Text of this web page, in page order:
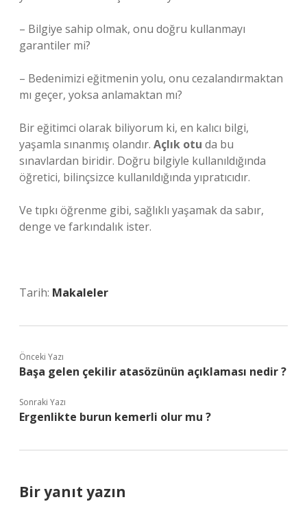
– Bilgiye sahip olmak, onu doğru kullanmayı
garantiler mi?
– Bedenimizi eğitmenin yolu, onu cezalandırmaktan
mı geçer, yoksa anlamaktan mı?
Bir eğitimci olarak biliyorum ki, en kalıcı bilgi,
yaşamla sınanmış olandır. Açlık otu da bu
sınavlardan biridir. Doğru bilgiyle kullanıldığında
öğretici, bilinçsizce kullanıldığında yıpratıcıdır.
Ve tıpkı öğrenme gibi, sağlıklı yaşamak da sabır,
denge ve farkındalık ister.
Tarih: Makaleler
Önceki Yazı
Başa gelen çekilir atasözünün açıklaması nedir ?
Sonraki Yazı
Ergenlikte burun kemerli olur mu ?
Bir yanıt yazın